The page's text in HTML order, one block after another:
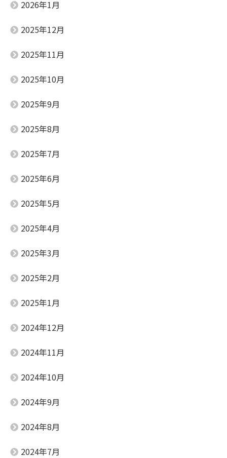
2026年1月
2025年12月
2025年11月
2025年10月
2025年9月
2025年8月
2025年7月
2025年6月
2025年5月
2025年4月
2025年3月
2025年2月
2025年1月
2024年12月
2024年11月
2024年10月
2024年9月
2024年8月
2024年7月